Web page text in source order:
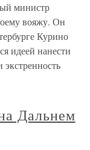
министр
вояжу. Он
Курино
идеей нанести
Дальнем